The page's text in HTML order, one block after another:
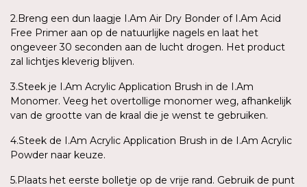
2.Breng een dun laagje I.Am Air Dry Bonder of I.Am Acid
Free Primer aan op de natuurlijke nagels en laat het
ongeveer 30 seconden aan de lucht drogen. Het product
zal lichtjes kleverig blijven.
3.Steek je I.Am Acrylic Application Brush in de I.Am
Monomer. Veeg het overtollige monomer weg, afhankelijk
van de grootte van de kraal die je wenst te gebruiken.
4.Steek de I.Am Acrylic Application Brush in de I.Am Acrylic
Powder naar keuze.
5.Plaats het eerste bolletje op de vrije rand. Gebruik de punt